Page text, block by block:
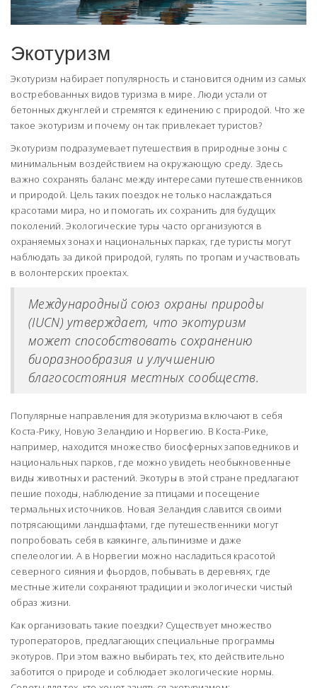
Экотуризм
Экотуризм набирает популярность и становится одним из самых
востребованных видов туризма в мире. Люди устали от
бетонных джунглей и стремятся к единению с природой. Что же
такое экотуризм и почему он так привлекает туристов?
Экотуризм подразумевает путешествия в природные зоны с
минимальным воздействием на окружающую среду. Здесь
важно сохранять баланс между интересами путешественников
и природой. Цель таких поездок не только наслаждаться
красотами мира, но и помогать их сохранить для будущих
поколений. Экологические туры часто организуются в
охраняемых зонах и национальных парках, где туристы могут
наблюдать за дикой природой, гулять по тропам и участвовать
в волонтерских проектах.
Международный союз охраны природы
(IUCN) утверждает, что экотуризм
может способствовать сохранению
биоразнообразия и улучшению
благосостояния местных сообществ.
Популярные направления для экотуризма включают в себя
Коста-Рику, Новую Зеландию и Норвегию. В Коста-Рике,
например, находится множество биосферных заповедников и
национальных парков, где можно увидеть необыкновенные
виды животных и растений. Экотуры в этой стране предлагают
пешие походы, наблюдение за птицами и посещение
термальных источников. Новая Зеландия славится своими
потрясающими ландшафтами, где путешественники могут
попробовать себя в каякинге, альпинизме и даже
спелеологии. А в Норвегии можно насладиться красотой
северного сияния и фьордов, побывать в деревнях, где
местные жители сохраняют традиции и экологически чистый
образ жизни.
Как организовать такие поездки? Существует множество
туроператоров, предлагающих специальные программы
экотуров. При этом важно выбирать тех, кто действительно
заботится о природе и соблюдает экологические нормы.